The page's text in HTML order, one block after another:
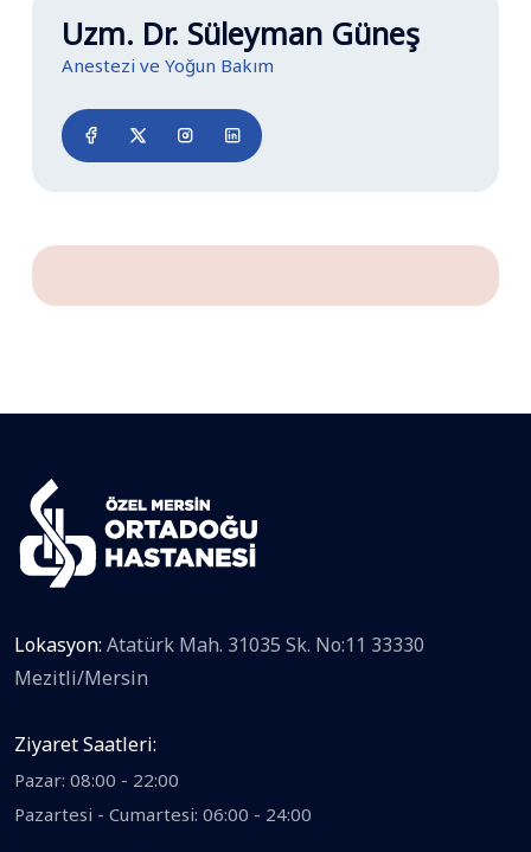
Uzm. Dr. Süleyman Güneş
Anestezi ve Yoğun Bakım
Lokasyon: Atatürk Mah. 31035 Sk. No:11 33330
Mezitli/Mersin
Ziyaret Saatleri:
Pazar: 08:00 - 22:00
Pazartesi - Cumartesi: 06:00 - 24:00